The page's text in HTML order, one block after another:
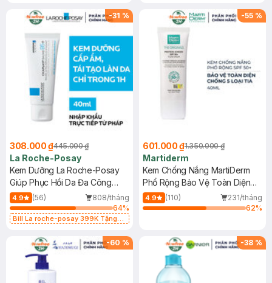
-31 %
308.000 ₫445.000 ₫
La Roche-Posay
Kem Dưỡng La Roche-Posay
Giúp Phục Hồi Da Đa Công
Dụng 40ml
4.9 (56)
808/tháng
64%
Bill La roche-posay 399K Tặng
(SL có hạn)
-55 %
601.000 ₫1.350.000 ₫
Martiderm
Kem Chống Nắng MartiDerm
Phổ Rộng Bảo Vệ Toàn Diện
40ml
4.9 (110)
231/tháng
62%
-60 % -38 %